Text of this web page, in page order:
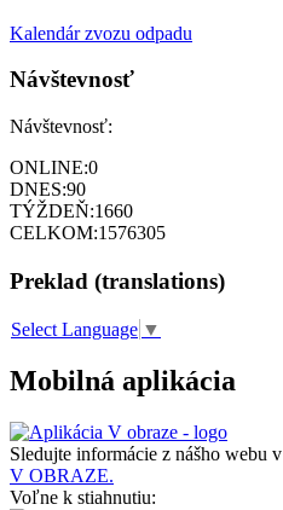
Kalendár zvozu odpadu
Návštevnosť
Návštevnosť:
ONLINE:0
DNES:90
TÝŽDEŇ:1660
CELKOM:1576305
Preklad (translations)
Select Language ▼
Mobilná aplikácia
Sledujte informácie z nášho webu v
V OBRAZE.
Voľne k stiahnutiu: